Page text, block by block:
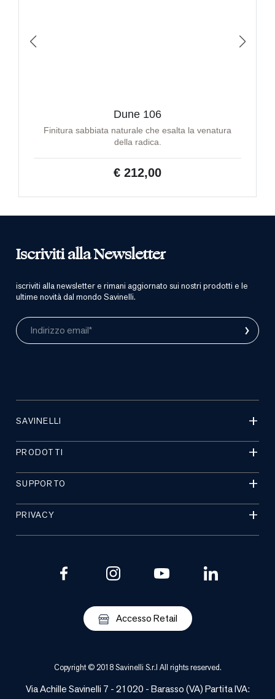
Dune 106
Finitura sabbiata naturale che esalta la venatura
della radica.
€ 212,00
Iscriviti alla Newsletter
iscriviti alla newsletter e rimani aggiornato sui nostri prodotti e le
ultime novità dal mondo Savinelli.
Indirizzo email* ›
SAVINELLI
PRODOTTI
SUPPORTO
PRIVACY
Accesso Retail
Copyright © 2018 Savinelli S.r.l All rights reserved.
Via Achille Savinelli 7 - 21020 -Barasso(VA) Partita IVA: